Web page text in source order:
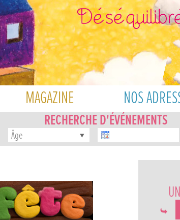
MAGAZINE NOS
RECHERCHE D'ÉVÉNEMENTS
Âge